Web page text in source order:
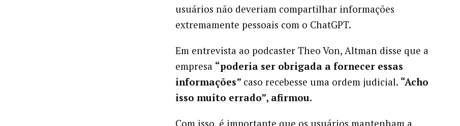
usuários não deveriam compartilhar informações
extremamente pessoais com o ChatGPT.
Em entrevista ao podcaster Theo Von, Altman disse que a
empresa “poderia ser obrigada a fornecer essas
informações” caso recebesse uma ordem judicial. “Acho
isso muito errado”, afirmou.
Com isso, é importante que os usuários mantenham a